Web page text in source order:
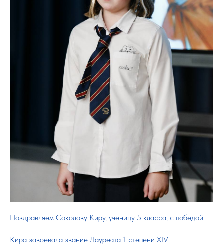
Поздравляем Соколову Киру, ученицу 5 класса, с победой!
Кира завоевала звание Лауреата 1 степени XIV